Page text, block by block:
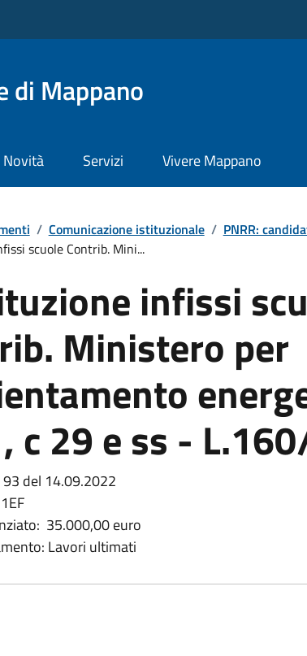
di Mappano
Novità Servizi Vivere Mappano
/ Comunicazione istituzionale / PNRR:
scuole Contrib. Mini...
infissi
Ministero per
c 29 e ss -
del 14.09.2022
35.000,00 euro
Lavori ultimati